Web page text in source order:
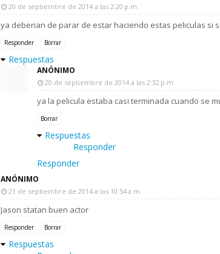
20 de septiembre de 2014 a las 2:20 p.m.
ya deberian de parar de estar haciendo estas peliculas si
Responder Borrar
Respuestas
ANÓNIMO
20 de septiembre de 2014 a las 2:32 p.m.
ya la pelicula estaba casi terminada cuando se
Borrar
Respuestas
Responder
Responder
ANÓNIMO
21 de septiembre de 2014 a las 10:54 a.m.
Jason statan buen actor
Responder Borrar
Respuestas